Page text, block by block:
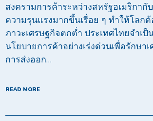
สงครามการค้าระหว่างสหรัฐอเมริกากั
ความรุนแรงมากขึ้นเรื่อย ๆ ทำให้โลก
ภาวะเศรษฐกิจตกต่ำ ประเทศไทยจำเ
นโยบายการค้าอย่างเร่งด่วนเพื่อรักษา
การส่งออก…
READ MORE